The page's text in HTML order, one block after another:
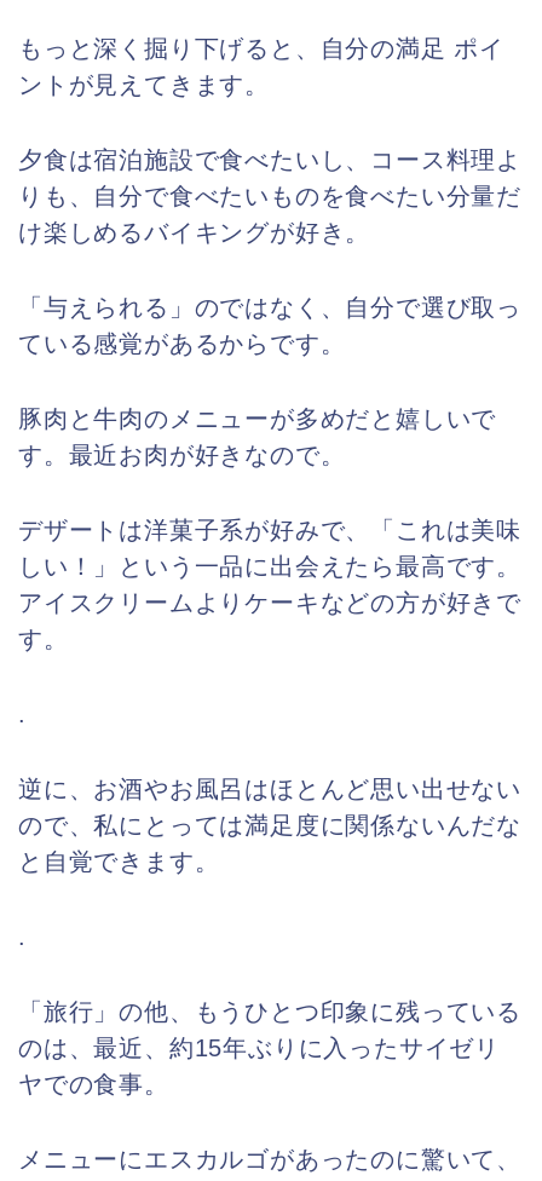
もっと深く掘り下げると、自分の満足 ポイ
ントが見えてきます。
夕食は宿泊施設で食べたいし、コース料理よ
りも、自分で食べたいものを食べたい分量だ
け楽しめるバイキングが好き。
「与えられる」のではなく、自分で選び取っ
ている感覚があるからです。
豚肉と牛肉のメニューが多めだと嬉しいで
す。 最近お肉が好きなので。
デザートは洋菓子系が好みで、「これは美味
しい！」という一品に出会えたら最高です。
アイスクリームよりケーキなどの方が好きで
す。
.
逆に、お酒やお風呂はほとんど思い出せない
ので、私にとっては満足度に関係ないんだな
と自覚できます。
.
「旅行」の他、もうひとつ印象に残っている
のは、最近、約15年ぶりに入ったサイゼリ
ヤでの食事。
メニューにエスカルゴがあったのに驚いて、